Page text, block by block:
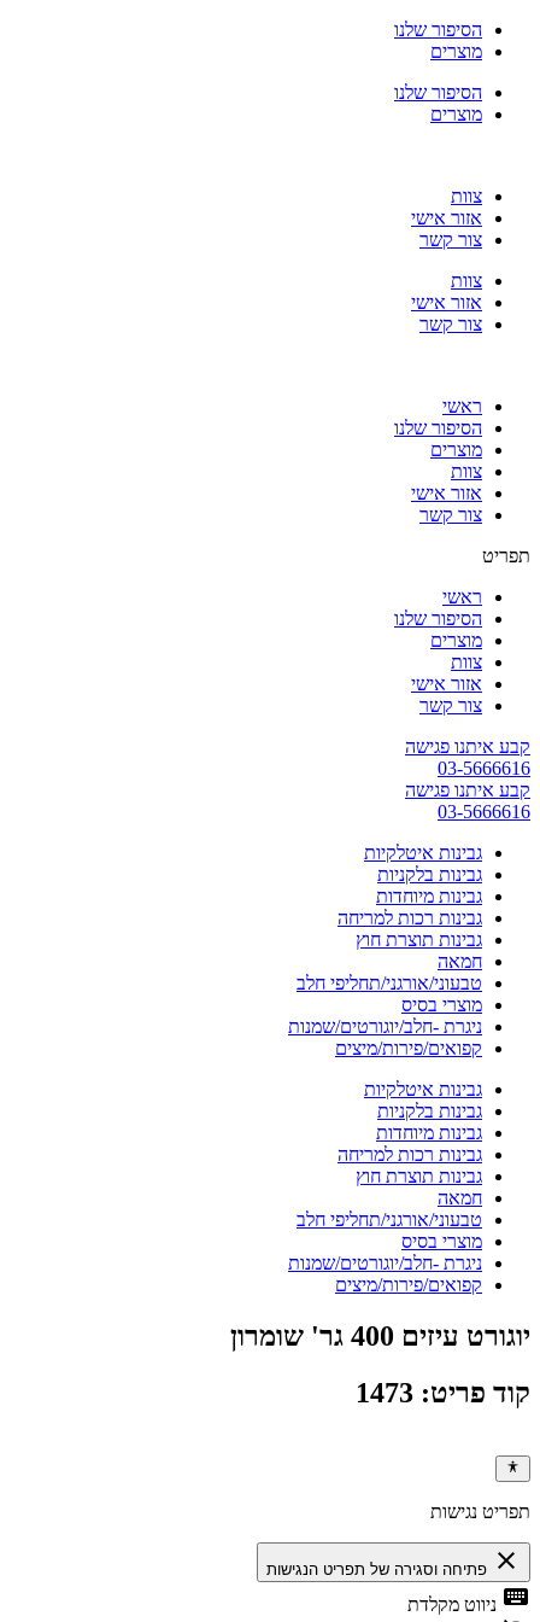
לתוכן
הסיפור שלנו
מוצרים
הסיפור שלנו
מוצרים
צוות
אזור אישי
צור קשר
צוות
אזור אישי
צור קשר
ראשי
הסיפור שלנו
מוצרים
צוות
אזור אישי
צור קשר
תפריט
ראשי
הסיפור שלנו
מוצרים
צוות
אזור אישי
צור קשר
קבע איתנו פגישה
03-5666616
קבע איתנו פגישה
03-5666616
גבינות איטלקיות
גבינות בלקניות
גבינות מיוחדות
גבינות רכות למריחה
גבינות תוצרת חוץ
חמאה
טבעוני/אורגני/תחליפי חלב
מוצרי בסיס
ניגרת -חלב/יוגורטים/שמנות
קפואים/פירות/מיצים
גבינות איטלקיות
גבינות בלקניות
גבינות מיוחדות
גבינות רכות למריחה
גבינות תוצרת חוץ
חמאה
טבעוני/אורגני/תחליפי חלב
מוצרי בסיס
ניגרת -חלב/יוגורטים/שמנות
קפואים/פירות/מיצים
יוגורט עיזים 400 גר' שומרון
קוד פריט: 1473
תפריט נגישות
close פתיחה וסגירה של תפריט הנגישות
keyboard ניווט מקלדת